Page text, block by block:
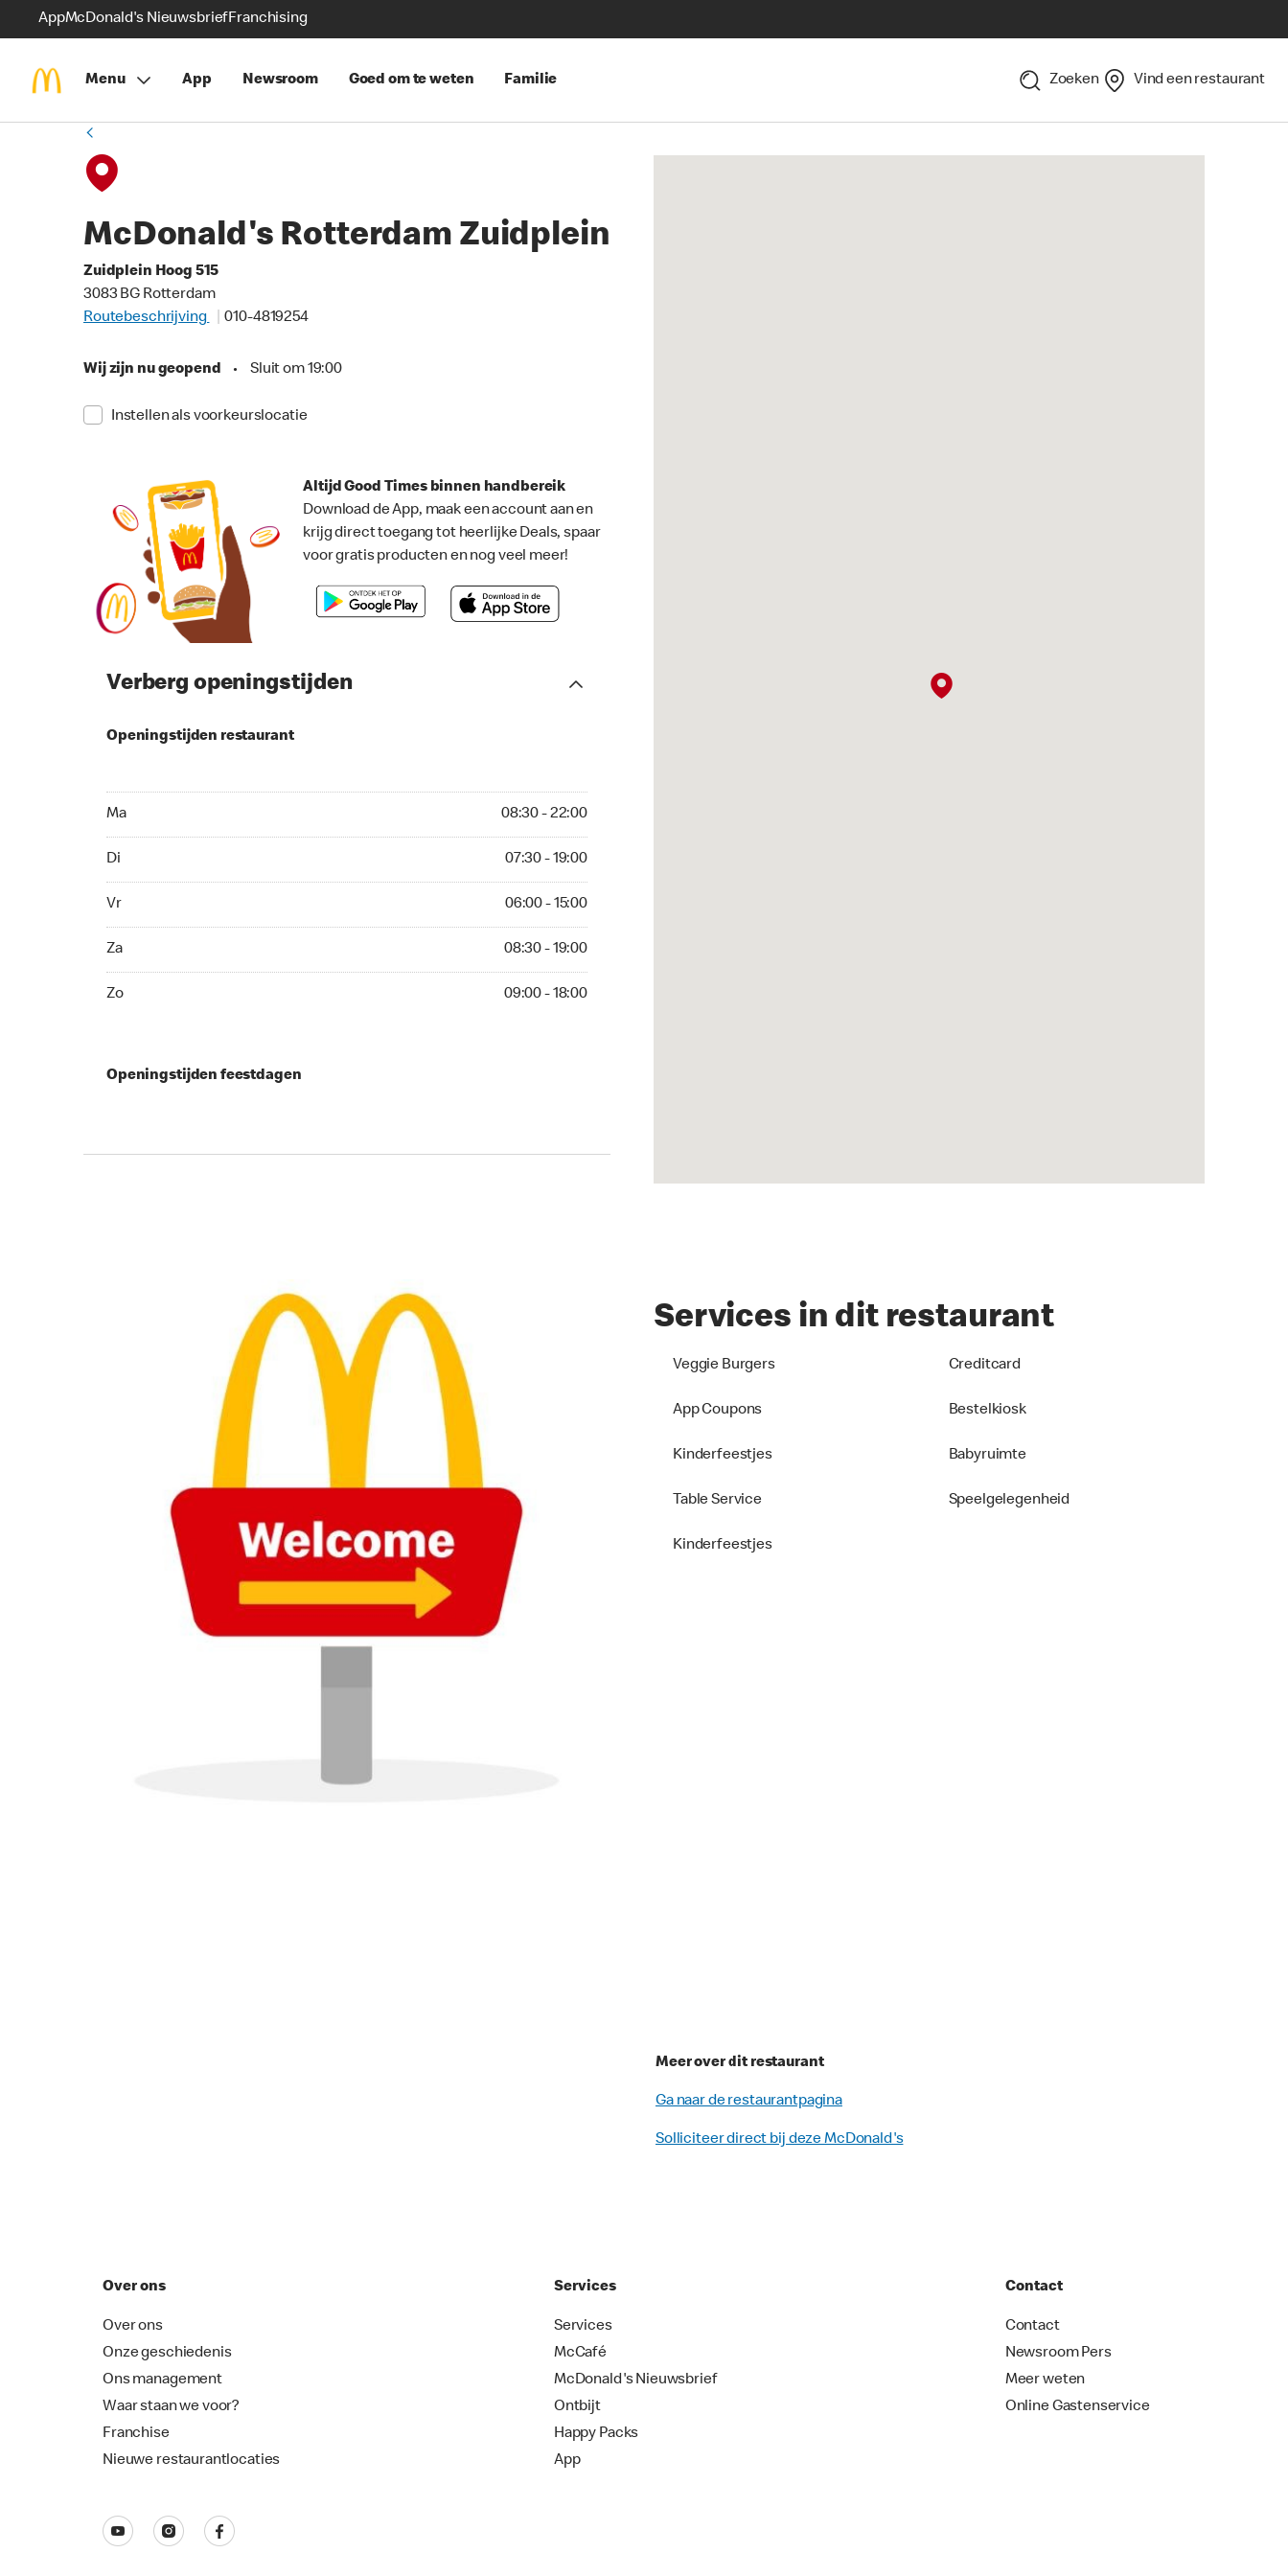
AppMcDonald's NieuwsbriefFranchising
Menu App Newsroom Goed om te weten Familie Zoeken Vind een restaurant
McDonald's Rotterdam Zuidplein
Zuidplein Hoog 515
3083 BG Rotterdam
Routebeschrijving
010-4819254
Wij zijn nu geopend • Sluit om 19:00
Instellen als voorkeurslocatie
Altijd Good Times binnen handbereik
Download de App, maak een account aan en
krijg direct toegang tot heerlijke Deals, spaar
voor gratis producten en nog veel meer!
Verberg openingstijden
Openingstijden restaurant
Ma 08:30 - 22:00
Di 07:30 - 19:00
Vr 06:00 - 15:00
Za 08:30 - 19:00
Zo 09:00 - 18:00
Openingstijden feestdagen
Services in dit restaurant
Veggie Burgers Creditcard
App Coupons Bestelkiosk
Kinderfeestjes Babyruimte
Table Service Speelgelegenheid
Kinderfeestjes
Meer over dit restaurant
Ga naar de restaurantpagina
Solliciteer direct bij deze McDonald's
Over ons
Over ons
Onze geschiedenis
Ons management
Waar staan we voor?
Franchise
Nieuwe restaurantlocaties
Services
Services
McCafé
McDonald's Nieuwsbrief
Ontbijt
Happy Packs
App
Contact
Contact
Newsroom Pers
Meer weten
Online Gastenservice